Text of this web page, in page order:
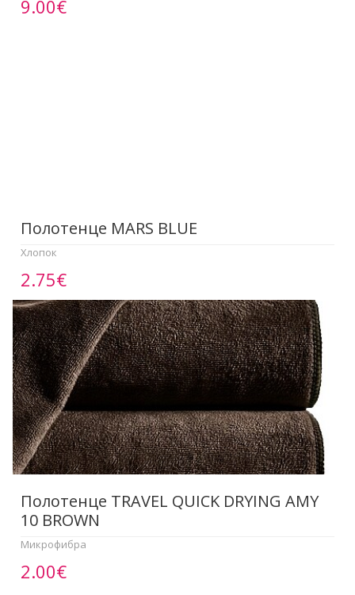
9.00€
Полотенце МАRS BLUE
Хлопок
2.75€
Полотенце TRAVEL QUICK DRYING AMY
10 BROWN
Микрофибра
2.00€